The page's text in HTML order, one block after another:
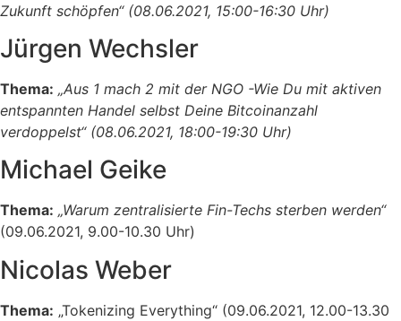
Zukunft schöpfen“ (08.06.2021, 15:00-16:30 Uhr)
Jürgen Wechsler
Thema: „Aus 1 mach 2 mit der NGO -Wie Du mit aktiven
entspannten Handel selbst Deine Bitcoinanzahl
verdoppelst“ (08.06.2021, 18:00-19:30 Uhr)
Michael Geike
Thema: „Warum zentralisierte Fin-Techs sterben werden“
(09.06.2021, 9.00-10.30 Uhr)
Nicolas Weber
Thema: „Tokenizing Everything“ (09.06.2021, 12.00-13.30